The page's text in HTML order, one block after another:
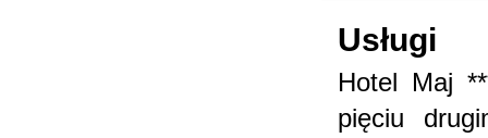
Usługi
Hotel Maj
pięciu